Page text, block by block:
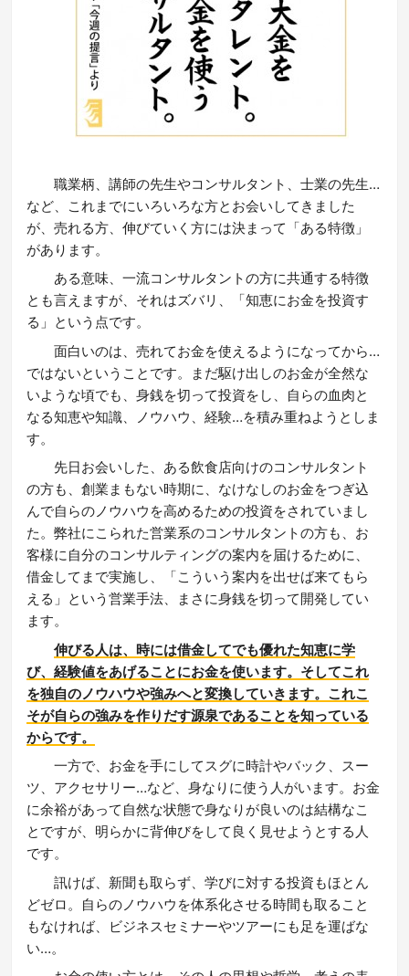
職業柄、講師の先生やコンサルタント、士業の先生…
など、これまでにいろいろな方とお会いしてきました
が、売れる方、伸びていく方には決まって「ある特徴」
があります。
ある意味、一流コンサルタントの方に共通する特徴
とも言えますが、それはズバリ、「知恵にお金を投資す
る」という点です。
面白いのは、売れてお金を使えるようになってから…
ではないということです。まだ駆け出しのお金が全然な
いような頃でも、身銭を切って投資をし、自らの血肉と
なる知恵や知識、ノウハウ、経験…を積み重ねようとしま
す。
先日お会いした、ある飲食店向けのコンサルタント
の方も、創業まもない時期に、なけなしのお金をつぎ込
んで自らのノウハウを高めるための投資をされていまし
た。弊社にこられた営業系のコンサルタントの方も、お
客様に自分のコンサルティングの案内を届けるために、
借金してまで実施し、「こういう案内を出せば来てもら
える」という営業手法、まさに身銭を切って開発してい
ます。
伸びる人は、時には借金してでも優れた知恵に学
び、経験値をあげることにお金を使います。そしてこれ
を独自のノウハウや強みへと変換していきます。これこ
そが自らの強みを作りだす源泉であることを知っている
からです。
一方で、お金を手にしてスグに時計やバック、スー
ツ、アクセサリー…など、身なりに使う人がいます。お金
に余裕があって自然な状態で身なりが良いのは結構なこ
とですが、明らかに背伸びをして良く見せようとする人
です。
訊けば、新聞も取らず、学びに対する投資もほとん
どゼロ。自らのノウハウを体系化させる時間も取ること
もなければ、ビジネスセミナーやツアーにも足を運ばな
い…。